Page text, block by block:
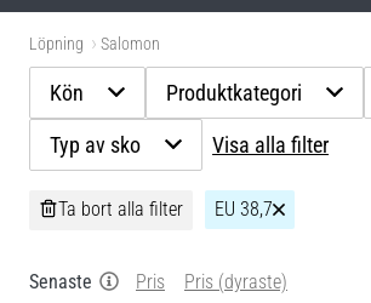
Löpning Salomon
Kön Produktkategori
Typ av sko Visa alla filter
Ta bort alla filter EU 38,7
Senaste Pris Pris (dyraste)